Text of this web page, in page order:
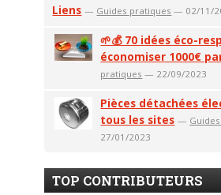
Liens — Guides pratiques — 02/11/
🌱💰 70 idées éco-
économiser 1000€
pratiques — 22/09/2023
Pièces détachées
tous les sites —
27/01/2023
TOP CONTRIBUTEURS